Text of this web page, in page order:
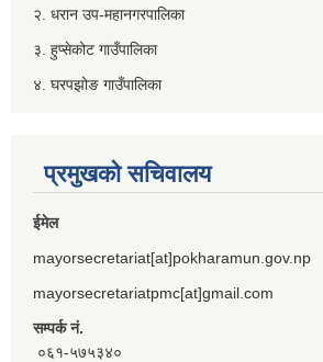
२. धरान उप-महानगरपालिका
३. हुप्सेकोट गाउँपालिका
४. घरपझोङ गाउँपालिका
प्रमुखको सचिवालय
ईमेल
mayorsecretariat[at]pokharamun.gov.np
mayorsecretariatpmc[at]gmail.com
सम्पर्क नं.
०६१-५७५३४०